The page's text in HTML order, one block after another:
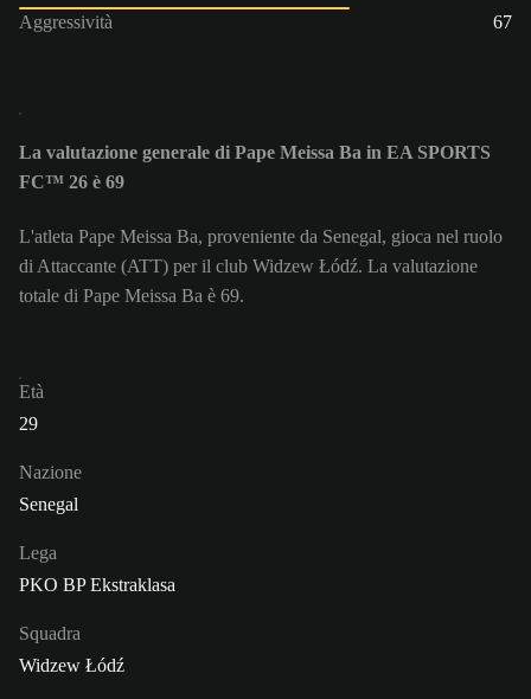
Aggressività
67
La valutazione generale di Pape Meissa Ba in EA SPORTS
FC™ 26 è 69
L'atleta Pape Meissa Ba, proveniente da Senegal, gioca nel ruolo
di Attaccante (ATT) per il club Widzew Łódź. La valutazione
totale di Pape Meissa Ba è 69.
Età
29
Nazione
Senegal
Lega
PKO BP Ekstraklasa
Squadra
Widzew Łódź